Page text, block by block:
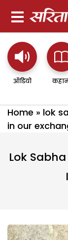
ऑडियो
Home » lok
in our
Lok